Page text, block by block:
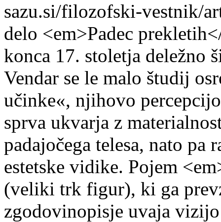
sazu.si/filozofski-vestnik/
delo <em>Padec
konca 17. stoletja deležno
Vendar se le malo študij
učinke«, njihovo
sprva ukvarja z
padajočega telesa, nato
estetske vidike. Pojem
(veliki trk figur), ki ga
zgodovinopisje uvaja